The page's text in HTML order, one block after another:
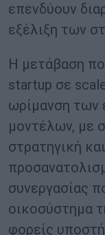
επενδύουν
εξέλιξη των
Η μετάβαση
startup σε
ωρίμανση των
μοντέλων, με
στρατηγική
συνεργασίας
οικοσύστημα
φορείς